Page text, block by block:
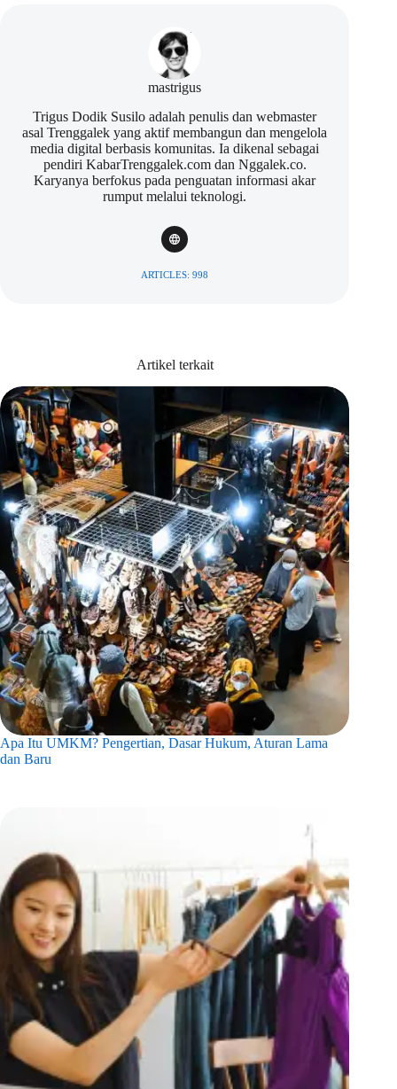
mastrigus
Trigus Dodik Susilo adalah penulis dan webmaster
asal Trenggalek yang aktif membangun dan mengelola
media digital berbasis komunitas. Ia dikenal sebagai
pendiri KabarTrenggalek.com dan Nggalek.co.
Karyanya berfokus pada penguatan informasi akar
rumput melalui teknologi.
ARTICLES: 998
Artikel terkait
Apa Itu UMKM? Pengertian, Dasar Hukum, Aturan Lama
dan Baru